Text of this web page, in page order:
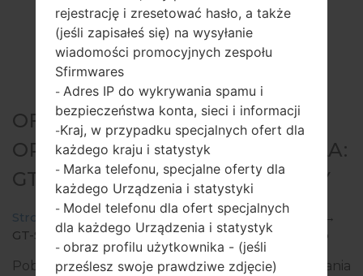
OFICJALNE
OPROGRAMOWANIE #5821 DLA:
GT-S5369 - SAMSUNGGALAXY Y
Strona startowa →Galaxy Y →SamsungGT-S5369
→
GT-S5369_CYV_1_20121206120450_cba164enh4.zip
Pobierz najnowszą aktualizację oprogramowania
rejestrację i zresetować hasło, a także
(jeśli zapisałeś się) na wysyłanie
wiadomości promocyjnych zespołu
Sfirmwares
- Adres IP do wykrywania spamu i
bezpieczeństwa konta, sieci i informacji
-Kraj, w przypadku specjalnych ofert dla
każdego kraju i statystyk
- Marka telefonu, specjalne oferty dla
każdego Urządzenia i statystyki
- Model telefonu dla ofert specjalnych
dla każdego Urządzenia i statystyk
- obraz profilu użytkownika - (jeśli
prześlesz swoje prawdziwe zdjęcie)